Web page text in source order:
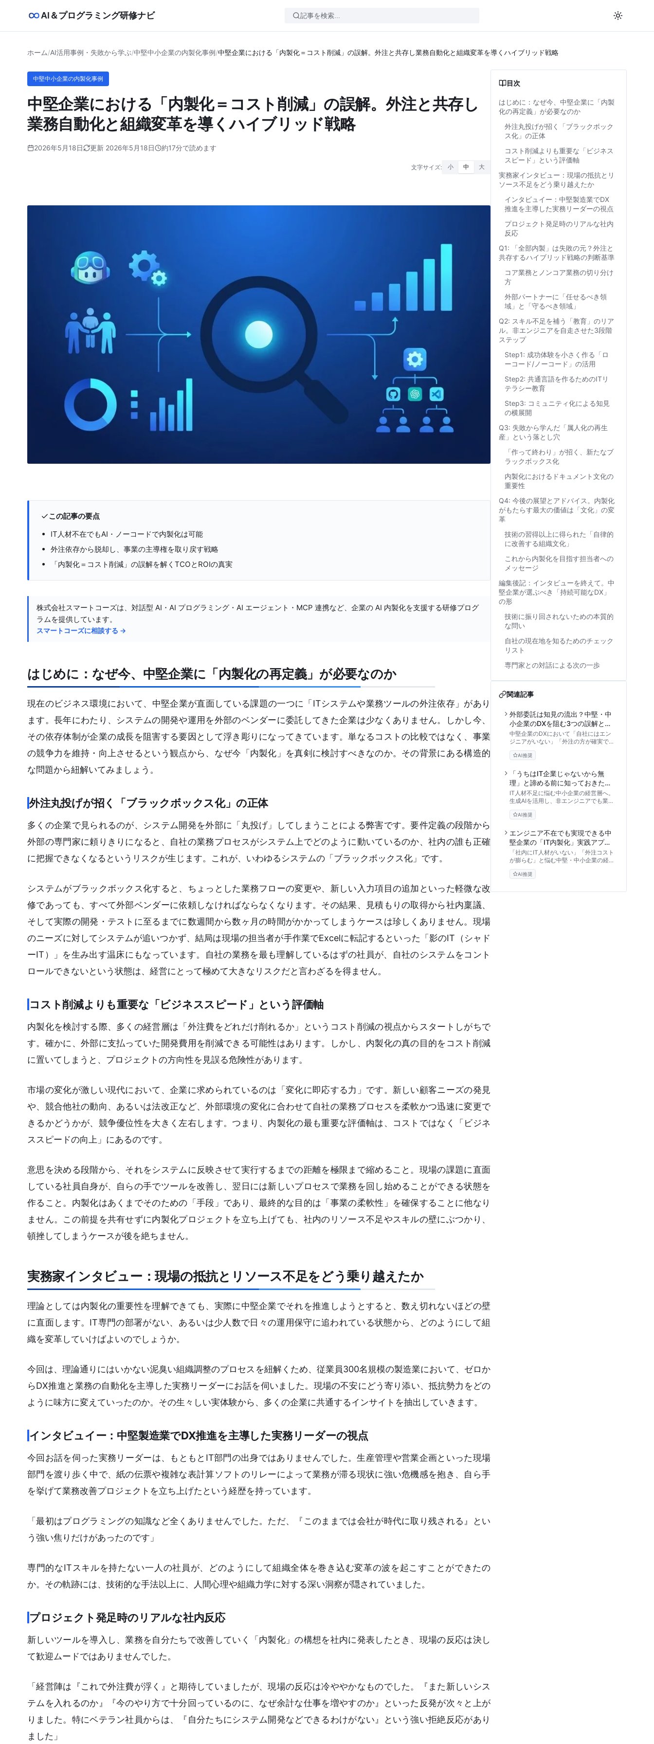
AI＆プログラミング研修ナビ
ホーム/AI活用事例・失敗から学ぶ/中堅中小企業の内製化事例/中堅企業における「内製化＝コスト削減」の誤解。外注と共存し業務自動化と組織変革を導くハイブリッド戦略
中堅中小企業の内製化事例
中堅企業における「内製化＝コスト削減」の誤解。外注と共存し
業務自動化と組織変革を導くハイブリッド戦略
2026年5月18日 更新 2026年5月18日 約17分で読めます
文字サイズ: 小 中 大
この記事の要点
IT人材不在でもAI・ノーコードで内製化は可能
外注依存から脱却し、事業の主導権を取り戻す戦略
「内製化＝コスト削減」の誤解を解くTCOとROIの真実
株式会社スマートコーズは、対話型 AI・AI プログラミング・AI エージェント・MCP 連携など、企業の AI 内製化を支援する研修プログ
ラムを提供しています。
スマートコーズに相談する →
はじめに：なぜ今、中堅企業に「内製化の再定義」が必要なのか
現在のビジネス環境において、中堅企業が直面している課題の一つに「ITシステムや業務ツールの外注依存」があり
ます。長年にわたり、システムの開発や運用を外部のベンダーに委託してきた企業は少なくありません。しかし今、
その依存体制が企業の成長を阻害する要因として浮き彫りになってきています。単なるコストの比較ではなく、事業
の競争力を維持・向上させるという観点から、なぜ今「内製化」を真剣に検討すべきなのか。その背景にある構造的
な問題から紐解いてみましょう。
外注丸投げが招く「ブラックボックス化」の正体
多くの企業で見られるのが、システム開発を外部に「丸投げ」してしまうことによる弊害です。要件定義の段階から
外部の専門家に頼りきりになると、自社の業務プロセスがシステム上でどのように動いているのか、社内の誰も正確
に把握できなくなるというリスクが生じます。これが、いわゆるシステムの「ブラックボックス化」です。
システムがブラックボックス化すると、ちょっとした業務フローの変更や、新しい入力項目の追加といった軽微な改
修であっても、すべて外部ベンダーに依頼しなければならなくなります。その結果、見積もりの取得から社内稟議、
そして実際の開発・テストに至るまでに数週間から数ヶ月の時間がかかってしまうケースは珍しくありません。現場
のニーズに対してシステムが追いつかず、結局は現場の担当者が手作業でExcelに転記するといった「影のIT（シャド
ーIT）」を生み出す温床にもなっています。自社の業務を最も理解しているはずの社員が、自社のシステムをコント
ロールできないという状態は、経営にとって極めて大きなリスクだと言わざるを得ません。
コスト削減よりも重要な「ビジネススピード」という評価軸
内製化を検討する際、多くの経営層は「外注費をどれだけ削れるか」というコスト削減の視点からスタートしがちで
す。確かに、外部に支払っていた開発費用を削減できる可能性はあります。しかし、内製化の真の目的をコスト削減
に置いてしまうと、プロジェクトの方向性を見誤る危険性があります。
市場の変化が激しい現代において、企業に求められているのは「変化に即応する力」です。新しい顧客ニーズの発見
や、競合他社の動向、あるいは法改正など、外部環境の変化に合わせて自社の業務プロセスを柔軟かつ迅速に変更で
きるかどうかが、競争優位性を大きく左右します。つまり、内製化の最も重要な評価軸は、コストではなく「ビジネ
ススピードの向上」にあるのです。
意思を決める段階から、それをシステムに反映させて実行するまでの距離を極限まで縮めること。現場の課題に直面
している社員自身が、自らの手でツールを改善し、翌日には新しいプロセスで業務を回し始めることができる状態を
作ること。内製化はあくまでそのための「手段」であり、最終的な目的は「事業の柔軟性」を確保することに他なり
ません。この前提を共有せずに内製化プロジェクトを立ち上げても、社内のリソース不足やスキルの壁にぶつかり、
頓挫してしまうケースが後を絶ちません。
実務家インタビュー：現場の抵抗とリソース不足をどう乗り越えたか
理論としては内製化の重要性を理解できても、実際に中堅企業でそれを推進しようとすると、数え切れないほどの壁
に直面します。IT専門の部署がない、あるいは少人数で日々の運用保守に追われている状態から、どのようにして組
織を変革していけばよいのでしょうか。
今回は、理論通りにはいかない泥臭い組織調整のプロセスを紐解くため、従業員300名規模の製造業において、ゼロか
らDX推進と業務の自動化を主導した実務リーダーにお話を伺いました。現場の不安にどう寄り添い、抵抗勢力をどの
ように味方に変えていったのか。その生々しい実体験から、多くの企業に共通するインサイトを抽出していきます。
インタビュイー：中堅製造業でDX推進を主導した実務リーダーの視点
今回お話を伺った実務リーダーは、もともとIT部門の出身ではありませんでした。生産管理や営業企画といった現場
部門を渡り歩く中で、紙の伝票や複雑な表計算ソフトのリレーによって業務が滞る現状に強い危機感を抱き、自ら手
を挙げて業務改善プロジェクトを立ち上げたという経歴を持っています。
「最初はプログラミングの知識など全くありませんでした。ただ、『このままでは会社が時代に取り残される』とい
う強い焦りだけがあったのです」
専門的なITスキルを持たない一人の社員が、どのようにして組織全体を巻き込む変革の波を起こすことができたの
か。その軌跡には、技術的な手法以上に、人間心理や組織力学に対する深い洞察が隠されていました。
プロジェクト発足時のリアルな社内反応
新しいツールを導入し、業務を自分たちで改善していく「内製化」の構想を社内に発表したとき、現場の反応は決し
て歓迎ムードではありませんでした。
「経営陣は『これで外注費が浮く』と期待していましたが、現場の反応は冷ややかなものでした。『また新しいシス
テムを入れるのか』『今のやり方で十分回っているのに、なぜ余計な仕事を増やすのか』といった反発が次々と上が
りました。特にベテラン社員からは、『自分たちにシステム開発などできるわけがない』という強い拒絶反応があり
ました」
目次
はじめに：なぜ今、中堅企業に「内製
化の再定義」が必要なのか
外注丸投げが招く「ブラックボック
ス化」の正体
コスト削減よりも重要な「ビジネス
スピード」という評価軸
実務家インタビュー：現場の抵抗とリ
ソース不足をどう乗り越えたか
インタビュイー：中堅製造業でDX
推進を主導した実務リーダーの視点
プロジェクト発足時のリアルな社内
反応
Q1: 「全部内製」は失敗の元？外注と
共存するハイブリッド戦略の判断基準
コア業務とノンコア業務の切り分け
方
外部パートナーに「任せるべき領
域」と「守るべき領域」
Q2: スキル不足を補う「教育」のリア
ル。非エンジニアを自走させた3段階
ステップ
Step1: 成功体験を小さく作る「ロ
ーコード/ノーコード」の活用
Step2: 共通言語を作るためのITリ
テラシー教育
Step3: コミュニティ化による知見
の横展開
Q3: 失敗から学んだ「属人化の再生
産」という落とし穴
「作って終わり」が招く、新たなブ
ラックボックス化
内製化におけるドキュメント文化の
重要性
Q4: 今後の展望とアドバイス。内製化
がもたらす最大の価値は「文化」の変
革
技術の習得以上に得られた「自律的
に改善する組織文化」
これから内製化を目指す担当者への
メッセージ
編集後記：インタビューを終えて。中
堅企業が選ぶべき「持続可能なDX」
の形
技術に振り回されないための本質的
な問い
自社の現在地を知るためのチェック
リスト
専門家との対話による次の一歩
関連記事
外部委託は知見の流出？中堅・中
小企業のDXを阻む3つの誤解とAI
内製化の真実
中堅企業のDXにおいて「自社にはエン
ジニアがいない」「外注の方が確実で安
い」という思い込みは、将来の競争力を
奪うリスクです。AI時代における外注依
「AI内製化」の真のメリットを、3つの
誤解を解きほぐしながら論理的に解説し
ます。
AI推奨
「うちはIT企業じゃないから無
理」と諦める前に知っておきた
い、AI時代の非エンジニアによる
開発内製化の真実
IT人材不足に悩む中小企業の経営層へ。
生成AIを活用し、非エンジニアでも業務
効率化や自社開発を実現できる「AI時代
の内製化」の真実と、失敗を避けるため
解きます。
AI推奨
エンジニア不在でも実現できる中
堅企業の「IT内製化」実践アプロ
ーチ：主導権を取り戻す3つのス
テップ
「社内にIT人材がいない」「外注コスト
が膨らむ」と悩む中堅・中小企業の経営
層へ。エンジニア採用に頼らず、生成AI
やノーコードを活用してビジネスの主導
アプローチと、よくある3つの誤解を解
AI推奨